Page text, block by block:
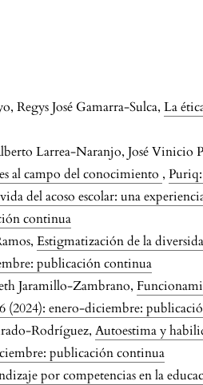
Regys José Gamarra-Sulca,La
Larrea-Naranjo, José Vinicio
al campo del conocimiento ,
del acoso escolar: una
continua
Estigmatización de la
publicación continua
Jaramillo-Zambrano,
(2024): enero-diciembre:
Rodríguez,Autoestima y
publicación continua
por competencias en la